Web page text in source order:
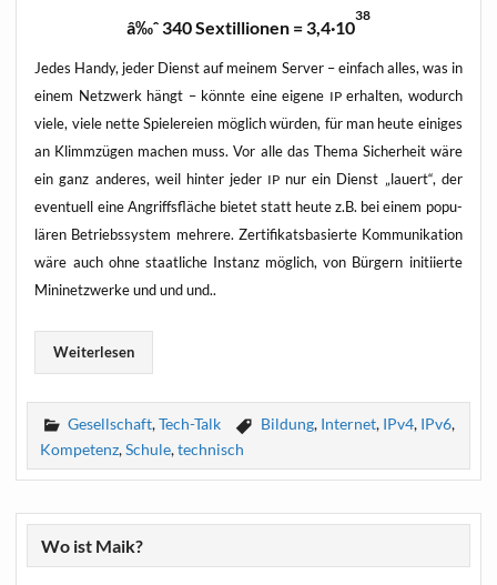
â‰ˆ 340 Sex­til­lio­nen = 3,4·10
38
Jedes Han­dy, jeder Dienst auf mei­nem Ser­ver – ein­fach alles, was in
einem Netz­werk hängt – könn­te eine eige­ne IPerhal­ten, wodurch
vie­le, vie­le net­te Spie­le­rei­en mög­lich wür­den, für man heu­te eini­ges
an Klimm­zü­gen machen muss. Vor alle das The­ma Sicher­heit wäre
ein ganz ande­res, weil hin­ter jeder IP nur ein Dienst „lau­ert“, der
even­tu­ell eine Angriffs­flä­che bie­tet statt heu­te z.B. bei einem popu­
lä­ren Betriebs­sys­tem meh­re­re. Zer­ti­fi­kats­ba­sier­te Kom­mu­ni­ka­ti­on
wäre auch ohne staat­li­che Instanz mög­lich, von Bür­gern initi­ier­te
Mini­netz­wer­ke und und und..
Wei­ter­le­sen
Gesellschaft,Tech-Talk Bildung, Internet, IPv4, IPv6,
Kompetenz,Schule,technisch
Wo ist Maik?